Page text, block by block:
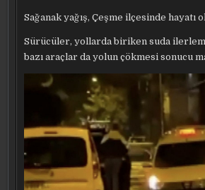
Sağanak yağış, Çeşme ilçesinde hayatı
Sürücüler, yollarda biriken suda
bazı araçlar da yolun çökmesi sonucu